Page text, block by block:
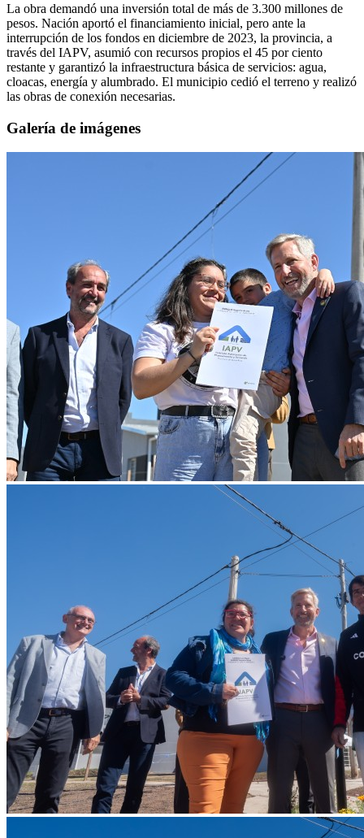
La obra demandó una inversión total de más de 3.300 millones de
pesos. Nación aportó el financiamiento inicial, pero ante la
interrupción de los fondos en diciembre de 2023, la provincia, a
través del IAPV, asumió con recursos propios el 45 por ciento
restante y garantizó la infraestructura básica de servicios: agua,
cloacas, energía y alumbrado. El municipio cedió el terreno y realizó
las obras de conexión necesarias.
Galería de imágenes